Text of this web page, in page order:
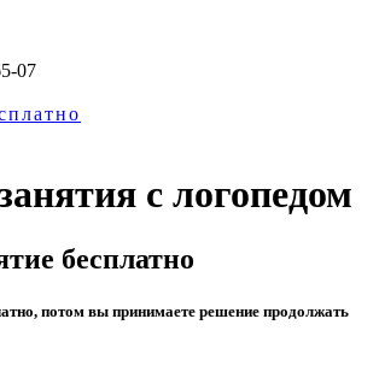
07
с логопедом
бесплатно
потом вы принимаете решение продолжать